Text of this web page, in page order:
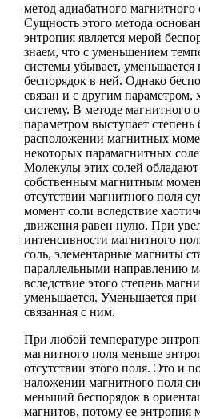
метод адиабатного магнитного
Сущность этого метода
энтропия является мерой
знаем, что с уменьшением
системы убывает, уменьшается
беспорядок в ней. Однако
связан и с другим
систему. В методе магнитного
параметром выступает степень
расположении магнитных
некоторых парамагнитных
Молекулы этих солей
собственным магнитным
отсутствии магнитного поля
момент соли вследствие
движения равен нулю. При
интенсивности магнитного
соль, элементарные магниты
параллельными направлению
вследствие этого степень
уменьшается. Уменьшается при
связанная с ним.
При любой температуре
магнитного поля меньше
отсутствии этого поля. Это и
наложении магнитного поля
меньший беспорядок в
магнитов, потому ее энтропия